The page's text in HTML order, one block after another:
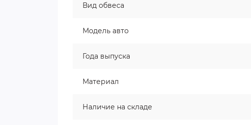
Вид обвеса
Модель авто
Года выпуска
Материал
Наличие на складе